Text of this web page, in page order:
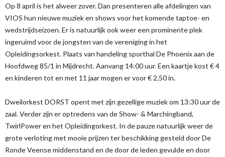
Op 8 april is het alweer zover. Dan presenteren alle afdelingen van
VIOS hun nieuwe muziek en shows voor het komende taptoe- en
wedstrijdseizoen. Er is natuurlijk ook weer een prominente plek
ingeruimd voor de jongsten van de vereniging in het
Opleidingsorkest. Plaats van handeling sporthal De Phoenix aan de
Hoofdweg 85/1 in Mijdrecht. Aanvang 14:00 uur. Een kaartje kost € 4
en kinderen tot en met 11 jaar mogen er voor € 2,50 in.
Dweilorkest DORST opent met zijn gezellige muziek om 13:30 uur de
zaal. Verder zijn er optredens van de Show- & Marchingband,
TwirlPower en het Opleidingorkest. In de pauze natuurlijk weer de
grote verloting met mooie prijzen ter beschikking gesteld door De
Ronde Veense middenstand en de door de leden gevulde en door